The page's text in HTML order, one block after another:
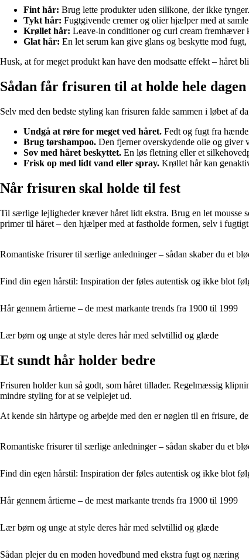
Fint hår: Brug lette produkter uden silikone, der ikke
Tykt hår: Fugtgivende cremer og olier hjælper med at
Krøllet hår: Leave-in conditioner og curl cream fremhæver
Glat hår: En let serum kan give glans og beskytte mod
Husk, at for meget produkt kan have den modsatte effekt – håret
Sådan får frisuren til at holde hele dagen
Selv med den bedste styling kan frisuren falde sammen i løbet af
Undgå at røre for meget ved håret. Fedt og fugt fra
Brug tørshampoo. Den fjerner overskydende olie og giver
Sov med håret beskyttet. En løs fletning eller et
Frisk op med lidt vand eller spray. Krøllet hår kan
Når frisuren skal holde til fest
Til særlige lejligheder kræver håret lidt ekstra. Brug en let mousse
primer til håret – den hjælper med at fastholde formen, selv i
Romantiske frisurer til særlige anledninger – sådan skaber du et
Find din egen hårstil: Inspiration der føles autentisk og ikke blot
Hår gennem årtierne – de mest markante trends fra 1900 til 1999
Lær børn og unge at style deres hår med selvtillid og glæde
Et sundt hår holder bedre
Frisuren holder kun så godt, som håret tillader. Regelmæssig
mindre styling for at se velplejet ud.
At kende sin hårtype og arbejde med den er nøglen til en frisure,
Romantiske frisurer til særlige anledninger – sådan skaber du et
Find din egen hårstil: Inspiration der føles autentisk og ikke blot
Hår gennem årtierne – de mest markante trends fra 1900 til 1999
Lær børn og unge at style deres hår med selvtillid og glæde
Sådan plejer du en moden hovedbund med ekstra fugt og næring